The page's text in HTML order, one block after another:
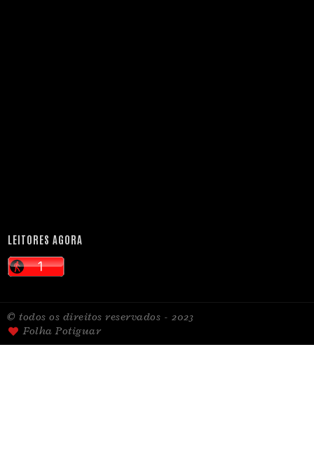
LEITORES AGORA
© todos os direitos reservados - 2023
Folha Potiguar